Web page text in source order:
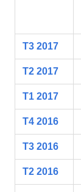
T3 2017
T2 2017
T1 2017
T4 2016
T3 2016
T2 2016